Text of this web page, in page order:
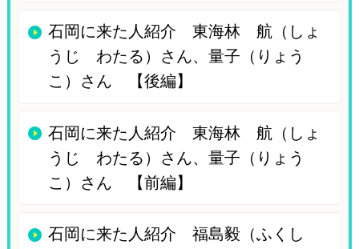
石岡に来た人紹介 東海林 航（しょ
うじ わたる）さん、量子（りょう
こ）さん 【後編】
石岡に来た人紹介 東海林 航（しょ
うじ わたる）さん、量子（りょう
こ）さん 【前編】
石岡に来た人紹介 福島毅（ふくし